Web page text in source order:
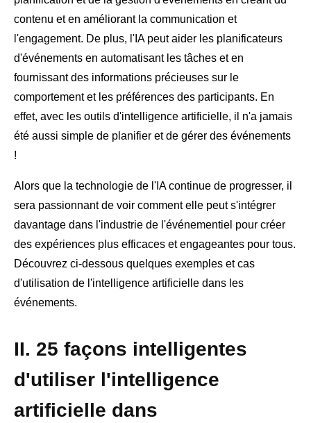
contenu et en améliorant la communication et
l'engagement. De plus, l'IA peut aider les planificateurs
d'événements en automatisant les tâches et en
fournissant des informations précieuses sur le
comportement et les préférences des participants. En
effet, avec les outils d'intelligence artificielle, il n'a jamais
été aussi simple de planifier et de gérer des événements
!
Alors que la technologie de l'IA continue de progresser, il
sera passionnant de voir comment elle peut s'intégrer
davantage dans l'industrie de l'événementiel pour créer
des expériences plus efficaces et engageantes pour tous.
Découvrez ci-dessous quelques exemples et cas
d'utilisation de l'intelligence artificielle dans les
événements.
II. 25 façons intelligentes
d'utiliser l'intelligence
artificielle dans